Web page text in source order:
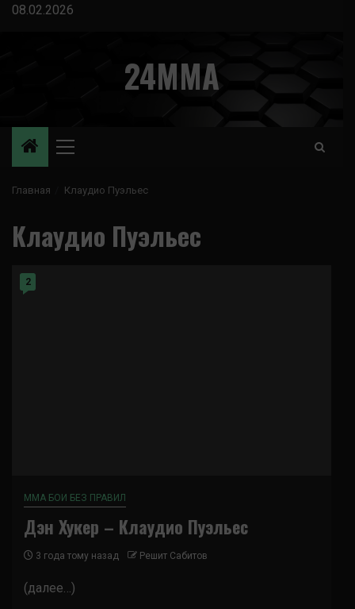
Перейти
08.02.2026
24MMA
Основное
Главная Клаудио Пуэльес
Клаудио Пуэльес
2
ММА БОИ БЕЗ ПРАВИЛ
Дэн Хукер – Клаудио Пуэльес
3 года тому назад Решит Сабитов
(далее…)